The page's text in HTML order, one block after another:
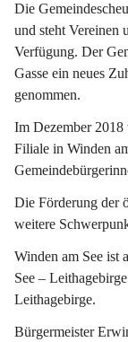
Die
und steht Vereinen
Verfügung. Der
Gasse ein neues
genommen.
Im Dezember
Filiale in Winden
Die Förderung der
weitere
Winden am See ist
See –
Leithagebirge.
Bürgermeister